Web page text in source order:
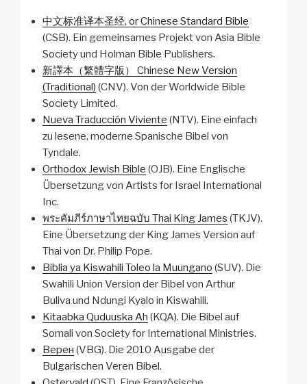
中文标准译本圣经, or Chinese Standard Bible
(CSB). Ein gemeinsames Projekt von Asia Bible
Society und Holman Bible Publishers.
新譯本（繁體字版） Chinese New Version
(Traditional) (CNV). Von der Worldwide Bible
Society Limited.
Nueva Traducción Viviente (NTV). Eine einfach
zu lesene, moderne Spanische Bibel von
Tyndale.
Orthodox Jewish Bible (OJB). Eine Englische
Übersetzung von Artists for Israel International
Inc.
พระคัมภีร์ภาษาไทยฉบับ Thai King James (TKJV).
Eine Übersetzung der King James Version auf
Thai von Dr. Philip Pope.
Biblia ya Kiswahili Toleo la Muungano (SUV). Die
Swahili Union Version der Bibel von Arthur
Buliva und Ndungi Kyalo in Kiswahili.
Kitaabka Quduuska Ah (KQA). Die Bibel auf
Somali von Society for International Ministries.
Верен(VBG). Die 2010 Ausgabe der
Bulgarischen Veren Bibel.